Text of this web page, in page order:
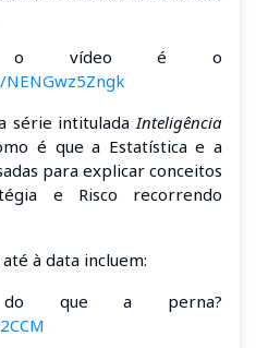
o vídeo é o
série intituladaInteligência
é que a Estatística e a
para explicar conceitos
e Risco recorrendo
à data incluem:
que a perna?